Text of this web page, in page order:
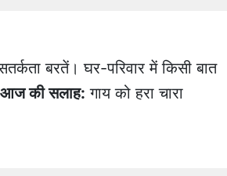
बरतें। घर-परिवार में किसी बात
आज की सलाह: गाय को हरा चारा